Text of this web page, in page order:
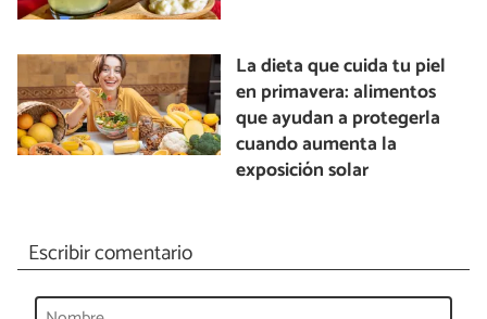
La dieta que cuida tu piel
en primavera: alimentos
que ayudan a protegerla
cuando aumenta la
exposición solar
Escribir comentario